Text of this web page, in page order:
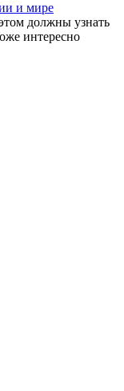
и мире
должны узнать
интересно